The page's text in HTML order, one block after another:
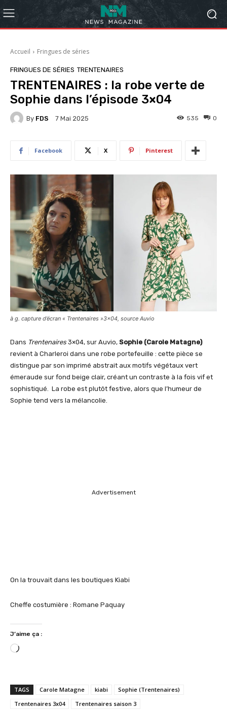
Accueil Fringues de séries
FRINGUES DE SÉRIES TRENTENAIRES
TRENTENAIRES : la robe verte de
Sophie dans l’épisode 3×04
By FDS 7 Mai 2025 0
535
Facebook X Pinterest
à g. capture d’écran « Trentenaires »3×04, source Auvio
Dans Trentenaires 3×04, sur Auvio, Sophie (Carole Matagne)
revient à Charleroi dans une robe portefeuille : cette pièce se
distingue par son imprimé abstrait aux motifs végétaux vert
émeraude sur fond beige clair, créant un contraste à la fois vif et
sophistiqué. La robe est plutôt festive, alors que l’humeur de
Sophie tend vers la mélancolie.
Advertisement
On la trouvait dans les boutiques Kiabi
Cheffe costumière : Romane Paquay
J’aime ça :
C
r
g
e
TAGS Carole Matagne kiabi
Sophie (Trentenaires)
Trentenaires 3x04
Trentenaires saison 3